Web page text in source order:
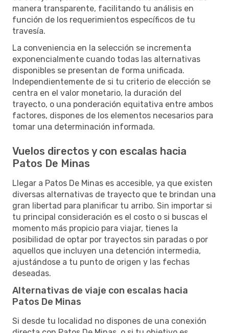
manera transparente, facilitando tu análisis en
función de los requerimientos específicos de tu
travesía.
La conveniencia en la selección se incrementa
exponencialmente cuando todas las alternativas
disponibles se presentan de forma unificada.
Independientemente de si tu criterio de elección se
centra en el valor monetario, la duración del
trayecto, o una ponderación equitativa entre ambos
factores, dispones de los elementos necesarios para
tomar una determinación informada.
Vuelos directos y con escalas hacia
Patos De Minas
Llegar a Patos De Minas es accesible, ya que existen
diversas alternativas de trayecto que te brindan una
gran libertad para planificar tu arribo. Sin importar si
tu principal consideración es el costo o si buscas el
momento más propicio para viajar, tienes la
posibilidad de optar por trayectos sin paradas o por
aquellos que incluyen una detención intermedia,
ajustándose a tu punto de origen y las fechas
deseadas.
Alternativas de viaje con escalas hacia
Patos De Minas
Si desde tu localidad no dispones de una conexión